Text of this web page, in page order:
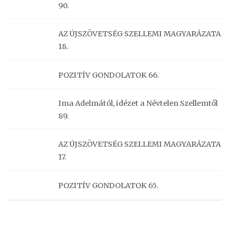
90.
AZ ÚJSZÖVETSÉG SZELLEMI MAGYARÁZATA
18.
POZITÍV GONDOLATOK 66.
Ima Adelmától, idézet a Névtelen Szellemtől
89.
AZ ÚJSZÖVETSÉG SZELLEMI MAGYARÁZATA
17.
POZITÍV GONDOLATOK 65.